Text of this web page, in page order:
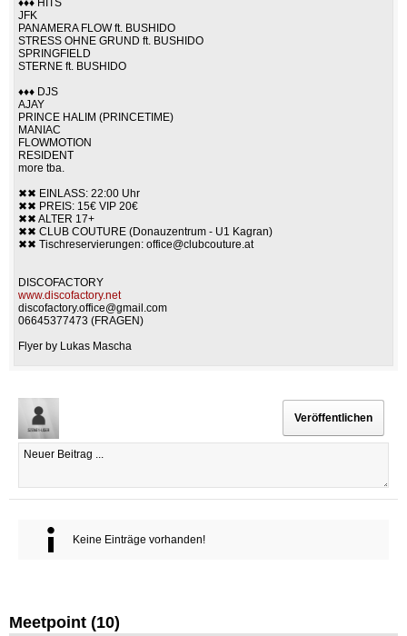
♦♦♦ HITS
JFK
PANAMERA FLOW ft. BUSHIDO
STRESS OHNE GRUND ft. BUSHIDO
SPRINGFIELD
STERNE ft. BUSHIDO
♦♦♦ DJS
AJAY
PRINCE HALIM (PRINCETIME)
MANIAC
FLOWMOTION
RESIDENT
more tba.
✖✖ EINLASS: 22:00 Uhr
✖✖ PREIS: 15€ VIP 20€
✖✖ ALTER 17+
✖✖ CLUB COUTURE (Donauzentrum - U1 Kagran)
✖✖ Tischreservierungen: office@clubcouture.at
DISCOFACTORY
www.discofactory.net
discofactory.office@gmail.com
06645377473 (FRAGEN)
Flyer by Lukas Mascha
Keine Einträge vorhanden!
Meetpoint (10)